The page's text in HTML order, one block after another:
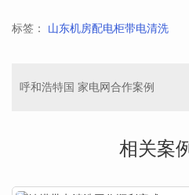
标签： 山东机房配电柜带电清洗
呼和浩特国 家电网合作案例
相关案